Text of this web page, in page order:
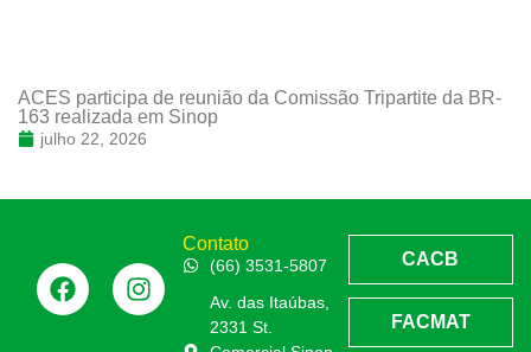
ACES participa de reunião da Comissão Tripartite da BR-
163 realizada em Sinop
julho 22, 2026
Contato
(66) 3531-5807
Av. das Itaúbas,
2331 St.
CACB
FACMAT